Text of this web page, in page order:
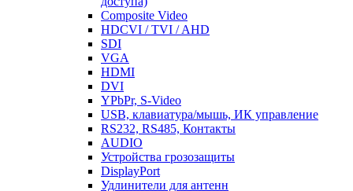
Composite Video
HDCVI / TVI / AHD
SDI
VGA
HDMI
DVI
YPbPr, S-Video
USB, клавиатура/мышь, ИК управление
RS232, RS485, Контакты
AUDIO
Устройства грозозащиты
DisplayPort
Удлинители для антенн